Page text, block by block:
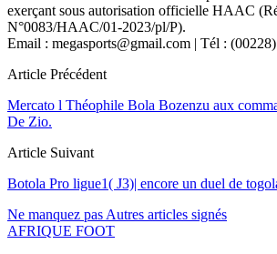
exerçant sous autorisation officielle HAAC
N°0083/HAAC/01-2023/pl/P).
Email : megasports@gmail.com | Tél :
Article Précédent
Mercato l Théophile Bola Bozenzu aux
De Zio.
Article Suivant
Botola Pro ligue1( J3)| encore un duel de
Ne manquez pas Autres articles signés
AFRIQUE FOOT